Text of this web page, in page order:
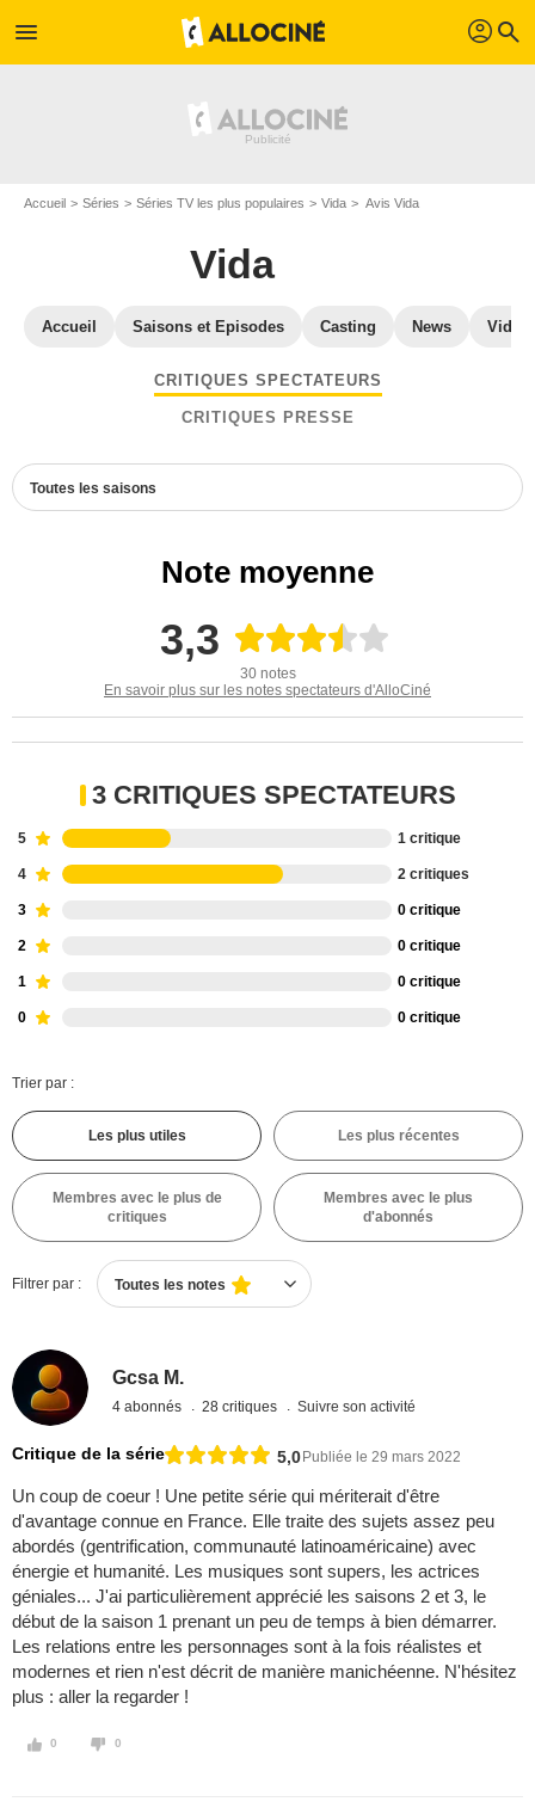
menu profil search
Accueil Séries Séries TV les plus populaires Vida Avis Vida
Vida
Accueil Saisons et Episodes Casting News
CRITIQUES SPECTATEURS
CRITIQUES PRESSE
Toutes les saisons
Note moyenne
3,3
30 notes
En savoir plus sur les notes spectateurs d'AlloCiné
3 CRITIQUES SPECTATEURS
5 1 critique
4 2 critiques
3 0 critique
2 0 critique
1 0 critique
0 0 critique
Trier par :
Les plus utiles Les plus récentes
Membres avec le plus de
critiques
Membres avec le plus
d'abonnés
Filtrer par : Toutes les notes
Gcsa M.
4 abonnés 28 critiques Suivre son activité
Critique de la série 5,0Publiée le 29 mars 2022
Un coup de coeur ! Une petite série qui mériterait d'être
d'avantage connue en France. Elle traite des sujets assez peu
abordés (gentrification, communauté latinoaméricaine) avec
énergie et humanité. Les musiques sont supers, les actrices
géniales... J'ai particulièrement apprécié les saisons 2 et 3, le
début de la saison 1 prenant un peu de temps à bien démarrer.
Les relations entre les personnages sont à la fois réalistes et
modernes et rien n'est décrit de manière manichéenne. N'hésitez
plus : aller la regarder !
0 0